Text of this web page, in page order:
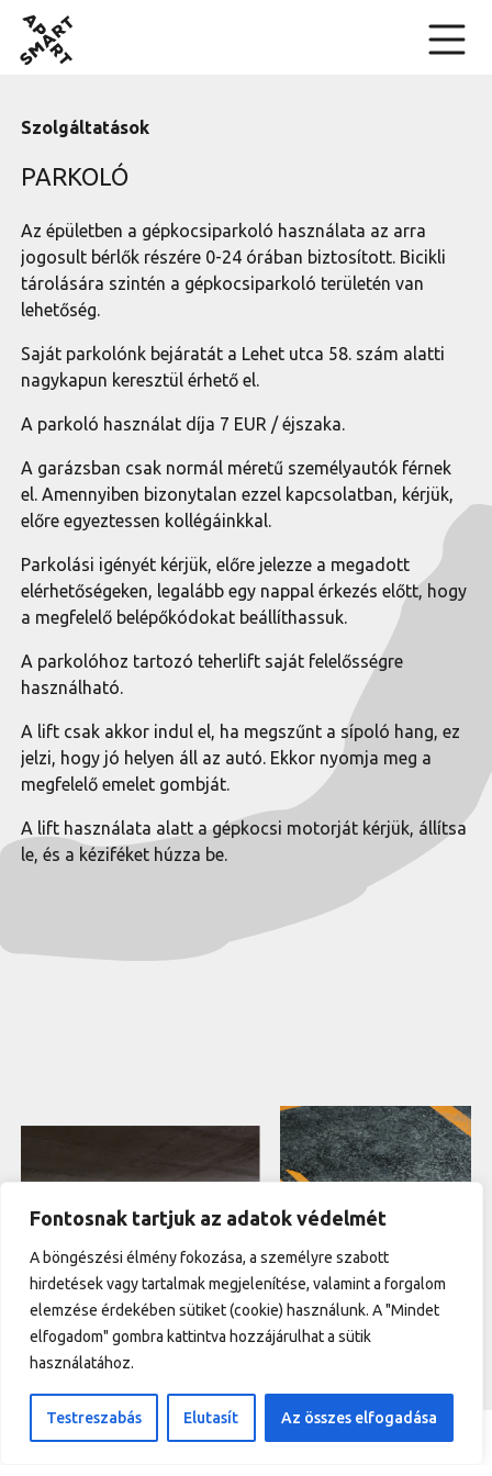
Fontosnak tartjuk az adatok védelmét
A böngészési élmény fokozása, a személyre szabott
hirdetések vagy tartalmak megjelenítése, valamint a forgalom
elemzése érdekében sütiket (cookie) használunk. A "Mindet
elfogadom" gombra kattintva hozzájárulhat a sütik
használatához.
Testreszabás Elutasít Az összes elfogadása
Skip
content
SmartApart
FOGLALÁS
Szolgáltatások
PARKOLÓ
Az épületben a gépkocsiparkoló használata az arra
jogosult bérlők részére 0-24 órában biztosított. Bicikli
tárolására szintén a gépkocsiparkoló területén van
lehetőség.
Saját parkolónk bejáratát a Lehet utca 58. szám alatti
nagykapun keresztül érhető el.
A parkoló használat díja 7 EUR / éjszaka.
A garázsban csak normál méretű személyautók férnek
el. Amennyiben bizonytalan ezzel kapcsolatban, kérjük,
előre egyeztessen kollégáinkkal.
Parkolási igényét kérjük, előre jelezze a megadott
elérhetőségeken, legalább egy nappal érkezés előtt, hogy
a megfelelő belépőkódokat beállíthassuk.
A parkolóhoz tartozó teherlift saját felelősségre
használható.
A lift csak akkor indul el, ha megszűnt a sípoló hang, ez
jelzi, hogy jó helyen áll az autó. Ekkor nyomja meg a
megfelelő emelet gombját.
A lift használata alatt a gépkocsi motorját kérjük, állítsa
le, és a kéziféket húzza be.